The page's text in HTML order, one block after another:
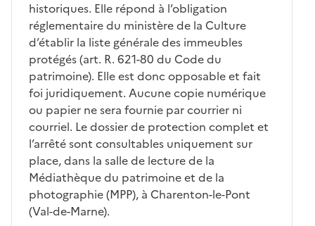
historiques. Elle répond à l’obligation
réglementaire du ministère de la Culture
d’établir la liste générale des immeubles
protégés (art. R. 621-80 du Code du
patrimoine). Elle est donc opposable et fait
foi juridiquement. Aucune copie numérique
ou papier ne sera fournie par courrier ni
courriel. Le dossier de protection complet et
l’arrêté sont consultables uniquement sur
place, dans la salle de lecture de la
Médiathèque du patrimoine et de la
photographie (MPP), à Charenton-le-Pont
(Val-de-Marne).